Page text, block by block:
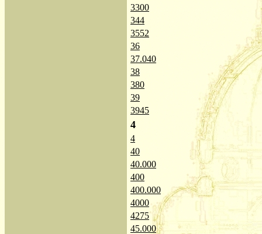
3300
344
3552
36
37.040
38
380
39
3945
4
4
40
40.000
400
400.000
4000
4275
45.000